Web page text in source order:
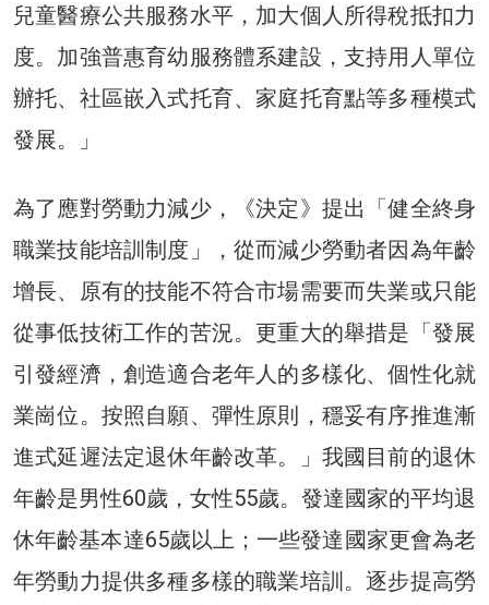
兒童醫療公共服務水平，加大個人所得稅抵扣力
度。加強普惠育幼服務體系建設，支持用人單位
辦托、社區嵌入式托育、家庭托育點等多種模式
發展。」
為了應對勞動力減少，《決定》提出「健全終身
職業技能培訓制度」，從而減少勞動者因為年齡
增長、原有的技能不符合市場需要而失業或只能
從事低技術工作的苦況。更重大的舉措是「發展
引發經濟，創造適合老年人的多樣化、個性化就
業崗位。按照自願、彈性原則，穩妥有序推進漸
進式延遲法定退休年齡改革。」我國目前的退休
年齡是男性60歲，女性55歲。發達國家的平均退
休年齡基本達65歲以上；一些發達國家更會為老
年勞動力提供多種多樣的職業培訓。逐步提高勞